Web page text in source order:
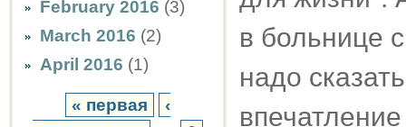
February 2016 (3)
March 2016 (2)
April 2016 (1)
« первая
‹
в больнице
надо